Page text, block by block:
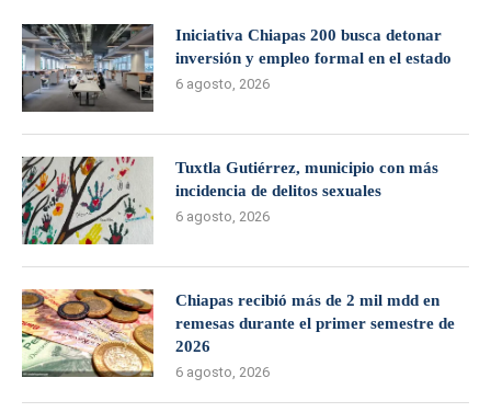
Iniciativa Chiapas 200 busca detonar
inversión y empleo formal en el estado
6 agosto, 2026
Tuxtla Gutiérrez, municipio con más
incidencia de delitos sexuales
6 agosto, 2026
Chiapas recibió más de 2 mil mdd en
remesas durante el primer semestre de
2026
6 agosto, 2026